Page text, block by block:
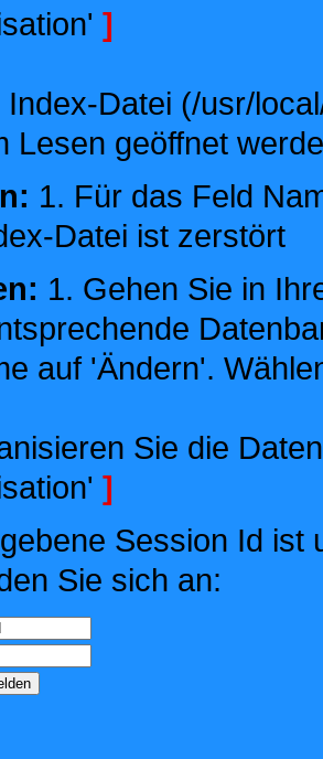
]
Index-Datei (/usr/
Lesen geöffnet
1. Für das Feld
Datei ist zerstört
1. Gehen Sie in
auf 'Ändern'.
Sie die
]
Session Id ist
Sie sich an: